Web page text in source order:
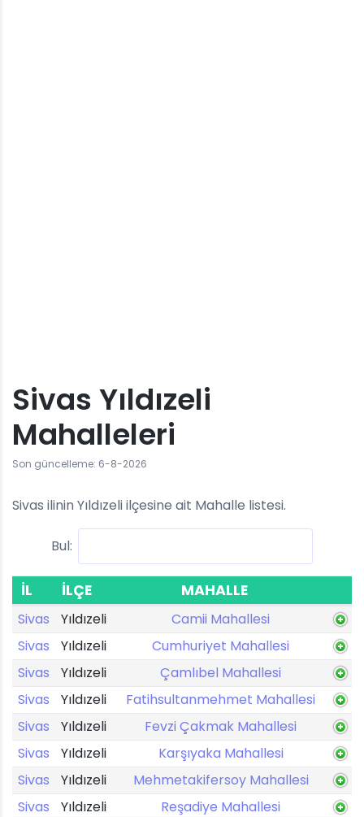
Sivas Yıldızeli
Mahalleleri
Son güncelleme: 6-8-2026
Sivas ilinin Yıldızeli ilçesine ait Mahalle listesi.
Bul:
İL İLÇE MAHALLE
Sivas Yıldızeli
Camii Mahallesi
Sivas
Yıldızeli
Cumhuriyet Mahallesi
Sivas
Yıldızeli
Çamlıbel Mahallesi
Sivas
Yıldızeli
Fatihsultanmehmet Mahallesi
Sivas
Yıldızeli
Fevzi Çakmak Mahallesi
Sivas
Yıldızeli
Karşıyaka Mahallesi
Sivas
Yıldızeli
Mehmetakifersoy Mahallesi
Sivas
Yıldızeli
Reşadiye Mahallesi